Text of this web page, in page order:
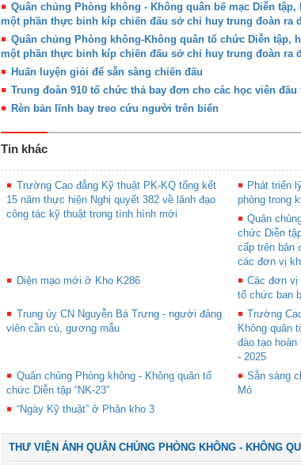
Quân chủng Phòng không - Không quân bế mạc Diễn
một phần thực binh kíp chiến đấu sở chỉ huy trung đoàn ra
Quân chủng Phòng không-Không quân tổ chức Diễn tập,
một phần thực binh kíp chiến đấu sở chỉ huy trung đoàn ra
Huấn luyện giỏi để sẵn sàng chiến đấu
Trung đoàn 910 tổ chức thả bay đơn cho các học viên đầu
Rèn bản lĩnh bay treo cứu người trên biển
Tin khác
Trường Cao đẳng Kỹ thuật PK-KQ tổng kết
15 năm thực hiện Nghị quyết 382 về lãnh đạo
công tác kỹ thuật trong tình hình mới
Phát triển
phòng trong
Quân
chức Diễn
cấp trên bản
các đơn vị
Diện mạo mới ở Kho K286
Các đơn vị
tổ chức ban
Trung úy CN Nguyễn Bá Trưng - người đảng
viên cần cù, gương mẫu
Trường
Không quân
đào tạo hoàn
- 2025
Quân chủng Phòng không - Không quân tổ
chức Diễn tập “NK-23”
Sẵn sàng
Mỏ
“Ngày Kỹ thuật” ở Phân kho 3
THƯ VIỆN ẢNH QUÂN CHỦNG PHÒNG KHÔNG - KHÔNG